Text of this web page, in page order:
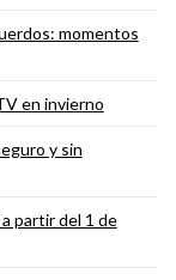
momentos
en invierno
y sin
partir del 1 de